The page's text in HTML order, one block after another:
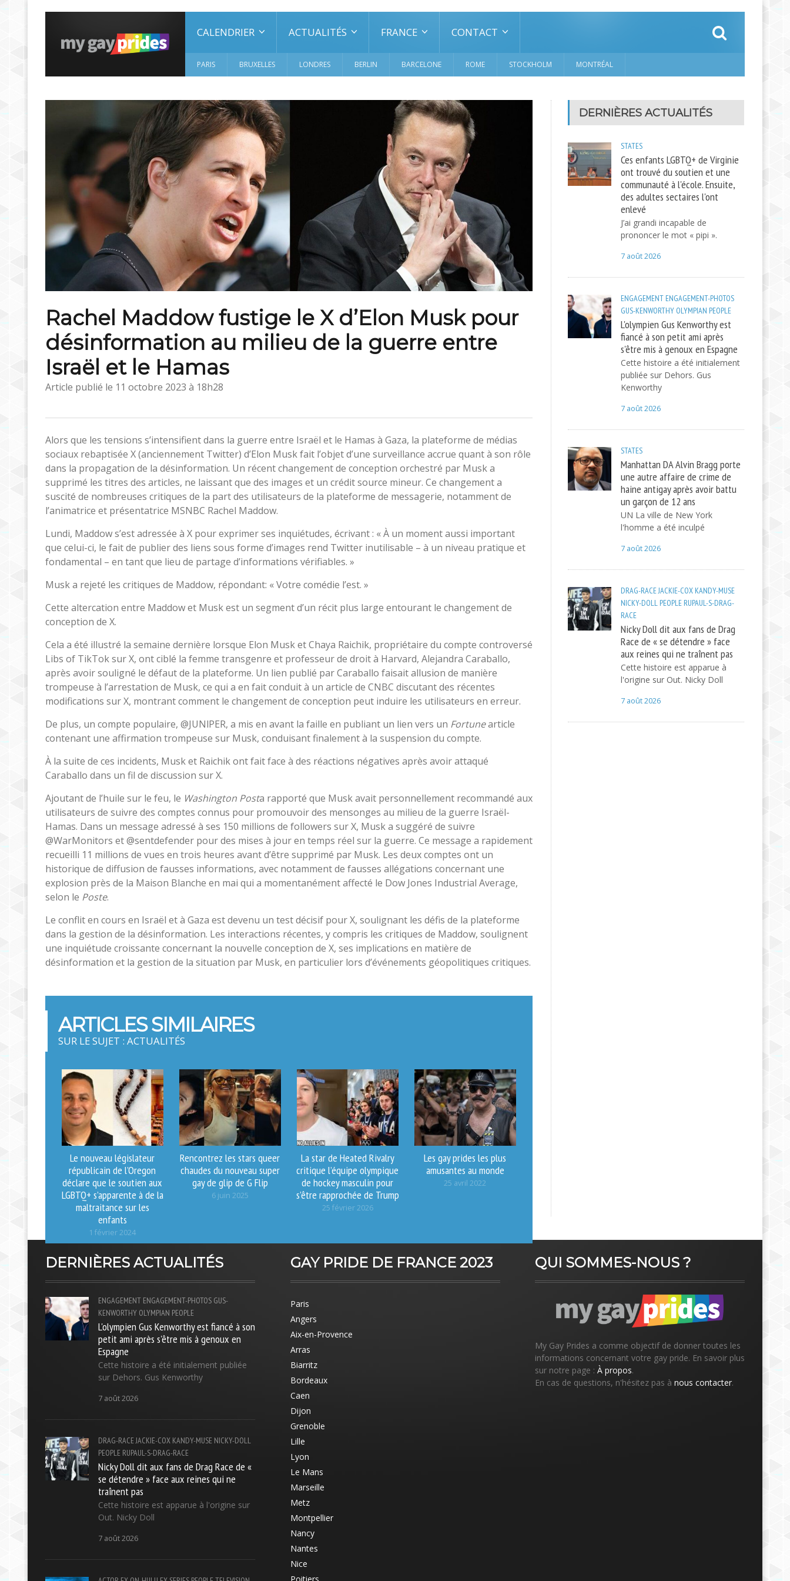
CALENDRIER ACTUALITÉS FRANCE CONTACT
PARIS BRUXELLES LONDRES BERLIN BARCELONE ROME STOCKHOLM MONTRÉAL
Rachel Maddow fustige le X d’Elon Musk pour
désinformation au milieu de la guerre entre
Israël et le Hamas
Article publié le 11 octobre 2023 à 18h28
Alors que les tensions s’intensifient dans la guerre entre Israël et le Hamas à Gaza, la plateforme de médias
sociaux rebaptisée X (anciennement Twitter) d’Elon Musk fait l’objet d’une surveillance accrue quant à son rôle
dans la propagation de la désinformation. Un récent changement de conception orchestré par Musk a
supprimé les titres des articles, ne laissant que des images et un crédit source mineur. Ce changement a
suscité de nombreuses critiques de la part des utilisateurs de la plateforme de messagerie, notamment de
l’animatrice et présentatrice MSNBC Rachel Maddow.
Lundi, Maddow s’est adressée à X pour exprimer ses inquiétudes, écrivant : « À un moment aussi important
que celui-ci, le fait de publier des liens sous forme d’images rend Twitter inutilisable – à un niveau pratique et
fondamental – en tant que lieu de partage d’informations vérifiables. »
Musk a rejeté les critiques de Maddow, répondant: « Votre comédie l’est. »
Cette altercation entre Maddow et Musk est un segment d’un récit plus large entourant le changement de
conception de X.
Cela a été illustré la semaine dernière lorsque Elon Musk et Chaya Raichik, propriétaire du compte controversé
Libs of TikTok sur X, ont ciblé la femme transgenre et professeur de droit à Harvard, Alejandra Caraballo,
après avoir souligné le défaut de la plateforme. Un lien publié par Caraballo faisait allusion de manière
trompeuse à l’arrestation de Musk, ce qui a en fait conduit à un article de CNBC discutant des récentes
modifications sur X, montrant comment le changement de conception peut induire les utilisateurs en erreur.
De plus, un compte populaire, @JUNlPER, a mis en avant la faille en publiant un lien vers un Fortunearticle
contenant une affirmation trompeuse sur Musk, conduisant finalement à la suspension du compte.
À la suite de ces incidents, Musk et Raichik ont ​​fait face à des réactions négatives après avoir attaqué
Caraballo dans un fil de discussion sur X.
Ajoutant de l’huile sur le feu, le Washington Posta rapporté que Musk avait personnellement recommandé aux
utilisateurs de suivre des comptes connus pour promouvoir des mensonges au milieu de la guerre Israël-
Hamas. Dans un message adressé à ses 150 millions de followers sur X, Musk a suggéré de suivre
@WarMonitors et @sentdefender pour des mises à jour en temps réel sur la guerre. Ce message a rapidement
recueilli 11 millions de vues en trois heures avant d’être supprimé par Musk. Les deux comptes ont un
historique de diffusion de fausses informations, avec notamment de fausses allégations concernant une
explosion près de la Maison Blanche en mai qui a momentanément affecté le Dow Jones Industrial Average,
selon le Poste.
Le conflit en cours en Israël et à Gaza est devenu un test décisif pour X, soulignant les défis de la plateforme
dans la gestion de la désinformation. Les interactions récentes, y compris les critiques de Maddow, soulignent
une inquiétude croissante concernant la nouvelle conception de X, ses implications en matière de
désinformation et la gestion de la situation par Musk, en particulier lors d’événements géopolitiques critiques.
ARTICLES SIMILAIRES
SUR LE SUJET : ACTUALITÉS
Le nouveau législateur
républicain de l’Oregon
déclare que le soutien aux
LGBTQ+ s’apparente à de la
maltraitance sur les
enfants
1 février 2024
Rencontrez les stars queer
chaudes du nouveau super
gay de glip de G Flip
6 juin 2025
La star de Heated Rivalry
critique l’équipe olympique
de hockey masculin pour
s’être rapprochée de Trump
25 février 2026
Les gay prides les plus
amusantes au monde
25 avril 2022
DERNIÈRES ACTUALITÉS
STATES
Ces enfants LGBTQ+ de Virginie
ont trouvé du soutien et une
communauté à l'école. Ensuite,
des adultes sectaires l'ont
enlevé
J’ai grandi incapable de
prononcer le mot « pipi ».
7 août 2026
ENGAGEMENT ENGAGEMENT-PHOTOS
GUS-KENWORTHY OLYMPIAN PEOPLE
L'olympien Gus Kenworthy est
fiancé à son petit ami après
s'être mis à genoux en Espagne
Cette histoire a été initialement
publiée sur Dehors. Gus
Kenworthy
7 août 2026
STATES
Manhattan DA Alvin Bragg porte
une autre affaire de crime de
haine antigay après avoir battu
un garçon de 12 ans
UN La ville de New York
l'homme a été inculpé
7 août 2026
DRAG-RACEJACKIE-COX KANDY-MUSE
NICKY-DOLL PEOPLE RUPAUL-S-DRAG-
RACE
Nicky Doll dit aux fans de Drag
Race de « se détendre » face
aux reines qui ne traînent pas
Cette histoire est apparue à
l'origine sur Out. Nicky Doll
7 août 2026
DERNIÈRES ACTUALITÉS
ENGAGEMENT ENGAGEMENT-PHOTOS GUS-
KENWORTHY OLYMPIAN PEOPLE
L'olympien Gus Kenworthy est fiancé à son
petit ami après s'être mis à genoux en
Espagne
Cette histoire a été initialement publiée
sur Dehors. Gus Kenworthy
7 août 2026
DRAG-RACEJACKIE-COX KANDY-MUSE NICKY-DOLL
PEOPLE RUPAUL-S-DRAG-RACE
Nicky Doll dit aux fans de Drag Race de «
se détendre » face aux reines qui ne
traînent pas
Cette histoire est apparue à l'origine sur
Out. Nicky Doll
7 août 2026
GAY PRIDE DE FRANCE 2023
Paris
Angers
Aix-en-Provence
Arras
Biarritz
Bordeaux
Caen
Dijon
Grenoble
Lille
Lyon
Le Mans
Marseille
Metz
Montpellier
Nancy
Nantes
Nice
QUI SOMMES-NOUS ?
My Gay Prides a comme objectif de donner toutes les
informations concernant votre gay pride. En savoir plus
sur notre page : À propos.
En cas de questions, n'hésitez pas à nous contacter.